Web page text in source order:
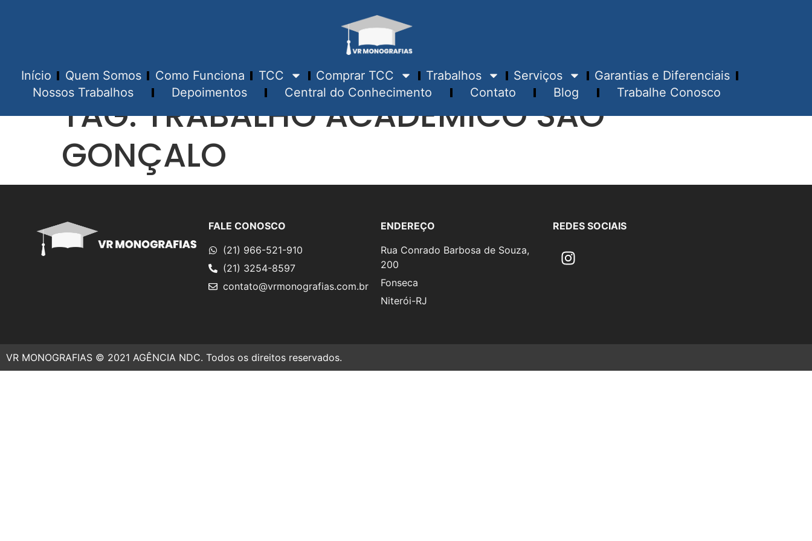
Início Quem Somos Como Funciona TCC Comprar TCC Trabalhos Serviços
Garantias e Diferenciais
Nossos Trabalhos
Depoimentos Central do Conhecimento Contato Blog Trabalhe Conosco
TAG:TRABALHO ACADÊMICO SÃO
GONÇALO
FALE CONOSCO
(21) 966-521-910
(21) 3254-8597
contato@vrmonografias.com.br
ENDEREÇO
Rua Conrado Barbosa de Souza,
200
Fonseca
Niterói-RJ
REDES SOCIAIS
VR MONOGRAFIAS © 2021 AGÊNCIA NDC. Todos os direitos reservados.